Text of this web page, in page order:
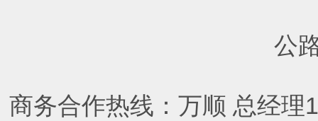
公
商务合作热线：万顺 总经